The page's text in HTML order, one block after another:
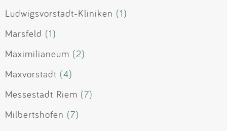
Ludwigsvorstadt-Kliniken (1)
Marsfeld (1)
Maximilianeum (2)
Maxvorstadt (4)
Messestadt Riem (7)
Milbertshofen (7)